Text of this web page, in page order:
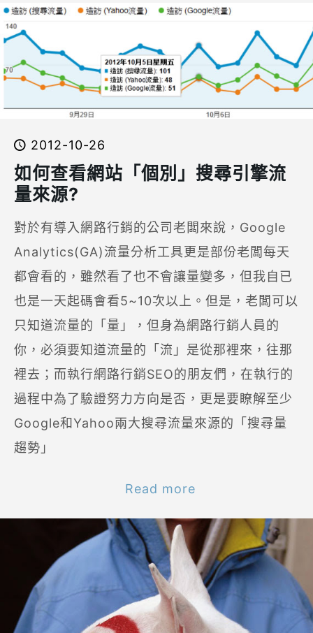
2012-10-26
如何查看網站「個別」搜尋引擎流
量來源?
對於有導入網路行銷的公司老闆來說，Google
Analytics(GA)流量分析工具更是部份老闆每天
都會看的，雖然看了也不會讓量變多，但我自已
也是一天起碼會看5~10次以上。但是，老闆可以
只知道流量的「量」，但身為網路行銷人員的
你，必須要知道流量的「流」是從那裡來，往那
裡去；而執行網路行銷SEO的朋友們，在執行的
過程中為了驗證努力方向是否，更是要瞭解至少
Google和Yahoo兩大搜尋流量來源的「搜尋量
趨勢」
Read more